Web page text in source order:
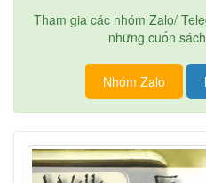
Tham gia các nhóm Zalo/
những cuốn
Nhóm Zalo